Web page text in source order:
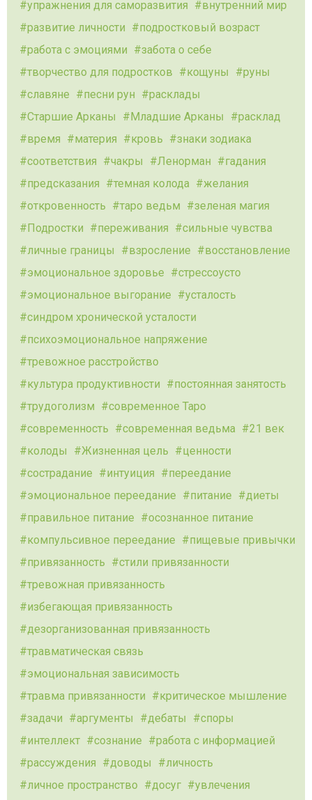
упражнения для саморазвития
внутренний мир
развитие личности
подростковый возраст
работа с эмоциями
забота о себе
творчество для подростков
кощуны
руны
славяне
песни рун
расклады
Старшие Арканы
Младшие Арканы
расклад
время
материя кровь
знаки зодиака
соответствия
чакры Ленорман
гадания
предсказания
темная колода
желания
откровенность
таро ведьм
зеленая магия
Подростки
переживания
сильные чувства
личные границы
взросление
восстановление
эмоциональное здоровье
стрессоусто
эмоциональное выгорание
усталость
синдром хронической усталости
психоэмоциональное напряжение
тревожное расстройство
культура продуктивности
постоянная занятость
трудоголизм
современное Таро
современность
современная ведьма
21 век
колоды
Жизненная цель
ценности
сострадание
интуиция
переедание
эмоциональное переедание
питание
диеты
правильное питание
осознанное питание
компульсивное переедание
пищевые привычки
привязанность
стили привязанности
тревожная привязанность
избегающая привязанность
дезорганизованная привязанность
травматическая связь
эмоциональная зависимость
травма привязанности
критическое мышление
задачи
аргументы дебаты
споры
интеллект
сознание
работа с информацией
рассуждения
доводы
личность
личное пространство
досуг
увлечения